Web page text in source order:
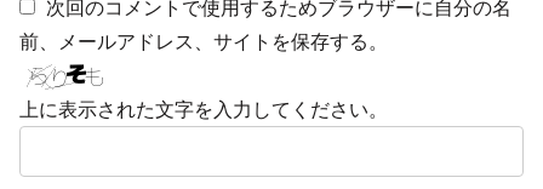
次回のコメントで使用するためブラウザーに自分の名
前、メールアドレス、サイトを保存する。
上に表示された文字を入力してください。